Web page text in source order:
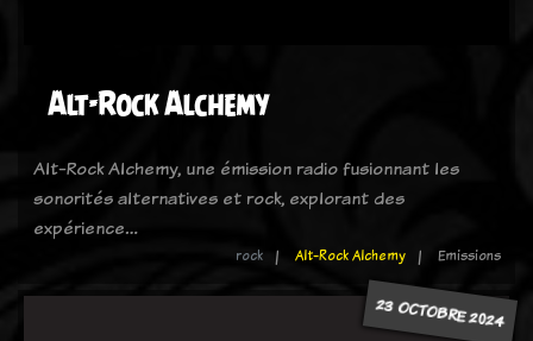
Alt-Rock Alchemy
Alt-Rock Alchemy, une émission radio fusionnant les
sonorités alternatives et rock, explorant des
expérience…
rock Alt-Rock Alchemy Emissions
23 OCTOBRE 2024